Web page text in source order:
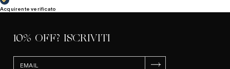
Acquirente verificato
10% OFF? ISCRIVITI